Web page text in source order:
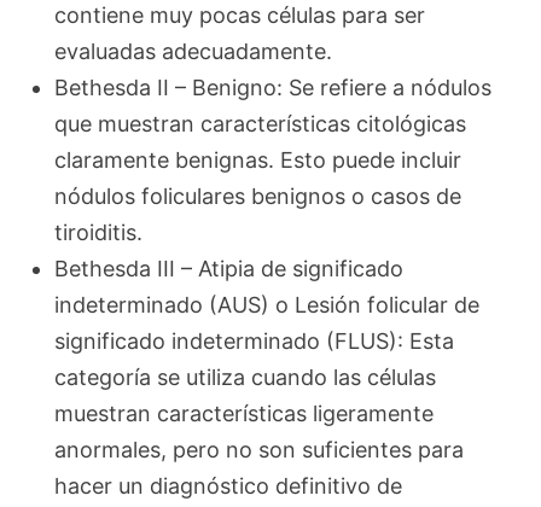
contiene muy pocas células para ser
evaluadas adecuadamente.
Bethesda II – Benigno: Se refiere a nódulos
que muestran características citológicas
claramente benignas. Esto puede incluir
nódulos foliculares benignos o casos de
tiroiditis.
Bethesda III – Atipia de significado
indeterminado (AUS) o Lesión folicular de
significado indeterminado (FLUS): Esta
categoría se utiliza cuando las células
muestran características ligeramente
anormales, pero no son suficientes para
hacer un diagnóstico definitivo de